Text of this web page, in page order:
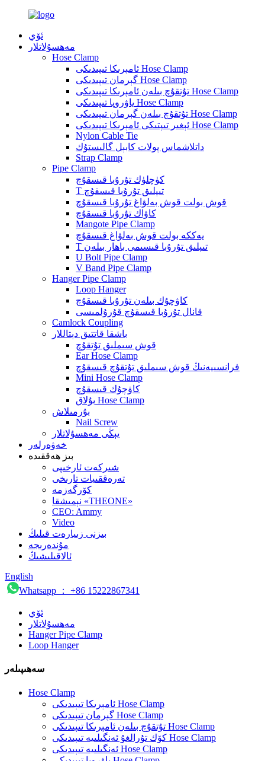
ئۆي
مەھسۇلاتلار
Hose Clamp
ئامېرىكا تىپىدىكى Hose Clamp
گېرمان تىپىدىكى Hose Clamp
تۇتقۇچ بىلەن ئامېرىكا تىپىدىكى Hose Clamp
ياۋروپا تىپىدىكى Hose Clamp
تۇتقۇچ بىلەن گېرمان تىپىدىكى Hose Clamp
ئېغىر تىپتىكى ئامېرىكا تىپىدىكى Hose Clamp
Nylon Cable Tie
داتلاشماس پولات كابېل گالىستۇك
Strap Clamp
Pipe Clamp
كۈچلۈك تۇرۇبا قىسقۇچ
T تىپلىق تۇرۇبا قىسقۇچ
قوش بولت قوش بەلۋاغ تۇرۇبا قىسقۇچ
كاۋاك تۇرۇبا قىسقۇچ
Mangote Pipe Clamp
يەككە بولت قوش بەلۋاغ قىسقۇچ
T تىپلىق تۇرۇبا قىسىمى باھار بىلەن
U Bolt Pipe Clamp
V Band Pipe Clamp
Hanger Pipe Clamp
Loop Hanger
كاۋچۇك بىلەن تۇرۇبا قىسقۇچ
قانال تۇرۇبا قىسقۇچ قۇرۇلمىسى
Camlock Coupling
باشقا قاتتىق دېتاللار
قوش سىملىق تۇتقۇچ
Ear Hose Clamp
فرانسىيەنىڭ قوش سىملىق تۇتقۇچ قىسقۇچ
Mini Hose Clamp
كاۋچۇك قىسقۇچ
بۇلاق Hose Clamp
بۇرمىلاش
Nail Screw
يېڭى مەھسۇلاتلار
خەۋەرلەر
بىز ھەققىدە
شىركەت ئارخىپى
تەرەققىيات تارىخى
كۆرگەزمە
نېمىشقا «THEONE»
CEO: Ammy
Video
بىزنى زىيارەت قىلىڭ
مۇندەرىجە
ئالاقىلىشىڭ
English
Whatsapp ： +86 15222867341
ئۆي
مەھسۇلاتلار
Hanger Pipe Clamp
Loop Hanger
سەھىپىلەر
Hose Clamp
ئامېرىكا تىپىدىكى Hose Clamp
گېرمان تىپىدىكى Hose Clamp
تۇتقۇچ بىلەن ئامېرىكا تىپىدىكى Hose Clamp
كۆك تۇرالغۇ ئەنگىلىيە تىپىدىكى Hose Clamp
ئەنگىلىيە تىپىدىكى Hose Clamp